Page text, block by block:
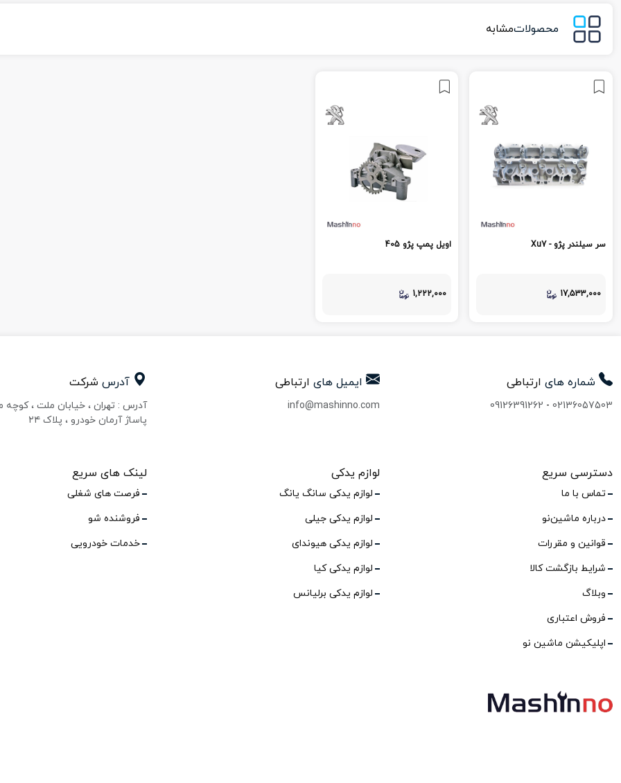
محصولاتمشابه
سر سیلندر پژو - Xu7
17,533,000
اویل پمپ پژو 405
1,222,000
شماره های ارتباطی
02136057503
-
09126391262
ایمیل های ارتباطی
info@mashinno.com
آدرس شرکت
آدرس : تهران ، خیابان ملت ، کوچه
پاساژ آرمان خودرو ، پلاک ۲۴
دسترسی سریع
تماس با ما
درباره ماشین‌نو
قوانین و مقررات
شرایط بازگشت کالا
وبلاگ
فروش اعتباری
اپلیکیشن ماشین نو
لوازم یدکی
لوازم یدکی سانگ یانگ
لوازم یدکی جیلی
لوازم یدکی هیوندای
لوازم یدکی کیا
لوازم یدکی برلیانس
لینک های سریع
فرصت های شغلی
فروشنده شو
خدمات خودرویی